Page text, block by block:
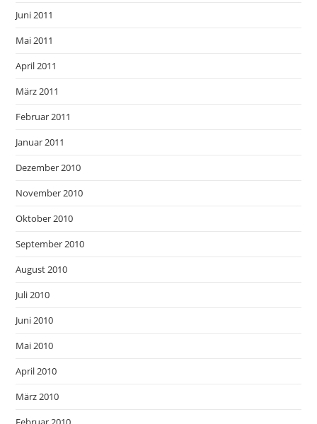
Juni 2011
Mai 2011
April 2011
März 2011
Februar 2011
Januar 2011
Dezember 2010
November 2010
Oktober 2010
September 2010
August 2010
Juli 2010
Juni 2010
Mai 2010
April 2010
März 2010